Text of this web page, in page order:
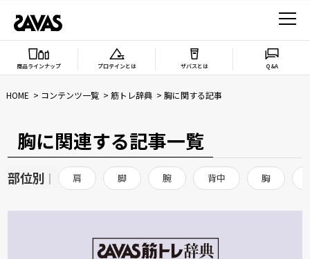
商品ラインナップ プロテインとは ザバスとは Q&A
HOME コンテンツ一覧 筋トレ辞典 胸に関する記事
胸に関連する記事一覧
部位別 | 肩 脚 腕 背中 胸